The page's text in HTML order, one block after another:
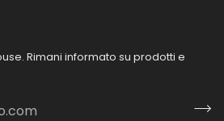
Rimani informato su prodotti e